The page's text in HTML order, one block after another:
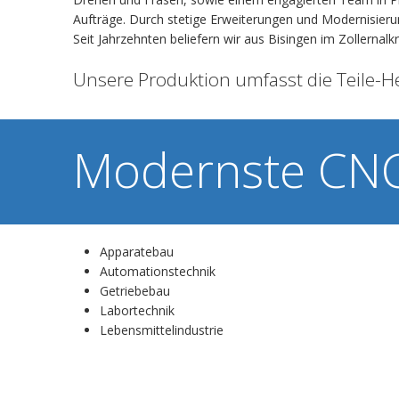
Aufträge. Durch stetige Erweiterungen und
Seit Jahrzehnten beliefern wir aus Bisingen im
Unsere Produktion umfasst die Teile-
Modernste
Apparatebau
Automationstechnik
Getriebebau
Labortechnik
Lebensmittelindustrie